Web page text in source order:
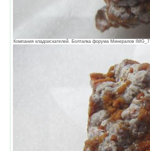
Компания кладоискателей. Болталка форума Минералов